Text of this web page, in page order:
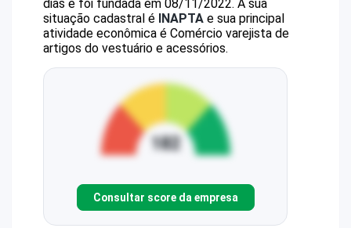
dias e foi fundada em 08/11/2022. A sua
situação cadastral é INAPTA e sua principal
atividade econômica é Comércio varejista de
artigos do vestuário e acessórios.
Consultar score da empresa